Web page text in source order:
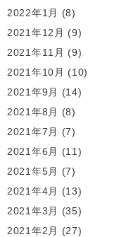
2022年1月
(8)
2021年12月 (9)
2021年11月 (9)
2021年10月 (10)
2021年9月
(14)
2021年8月
(8)
2021年7月
(7)
2021年6月
(11)
2021年5月
(7)
2021年4月
(13)
2021年3月
(35)
2021年2月
(27)